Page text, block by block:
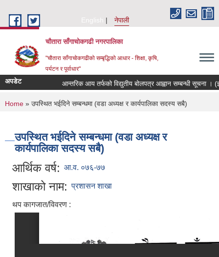
English
नेपाली
चौतारा साँगाचोकगढी नगरपालिका
"चौतारा साँगाचोकगढीको सम्बृद्धिको आधार - शिक्षा, कृषि,
पर्यटन र पूर्वाधार"
अपडेट आन्तरिक आय तर्फको विद्युतीय बोलपत्र आह्वान सम्बन्धी सूचना ।
You are here
Home » उपस्थित भईदिने सम्बन्धमा (वडा अध्यक्ष र कार्यपालिका सदस्य सबै)
उपस्थित भईदिने सम्बन्धमा (वडा अध्यक्ष र
कार्यपालिका सदस्य सबै)
आर्थिक वर्ष: आ.व. ०७६-७७
शाखाको नाम: प्रशासन शाखा
थप कागजात/विवरण :